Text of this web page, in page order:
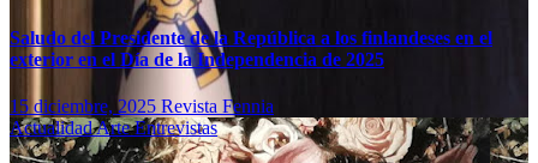
Saludo del Presidente de la República a los finlandeses en el
exterior en el Día de la Independencia de 2025
15 diciembre, 2025 Revista Fennia
ActualidadArteEntrevistas